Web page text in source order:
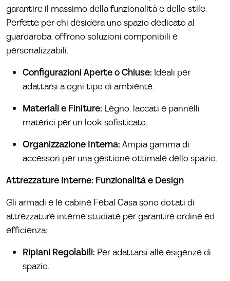
garantire il massimo della funzionalità e dello stile.
Perfette per chi desidera uno spazio dedicato al
guardaroba, offrono soluzioni componibili e
personalizzabili.
Configurazioni Aperte o Chiuse: Ideali per
adattarsi a ogni tipo di ambiente.
Materiali e Finiture: Legno, laccati e pannelli
materici per un look sofisticato.
Organizzazione Interna: Ampia gamma di
accessori per una gestione ottimale dello spazio.
Attrezzature Interne: Funzionalità e Design
Gli armadi e le cabine Febal Casa sono dotati di
attrezzature interne studiate per garantire ordine ed
efficienza:
Ripiani Regolabili: Per adattarsi alle esigenze di
spazio.